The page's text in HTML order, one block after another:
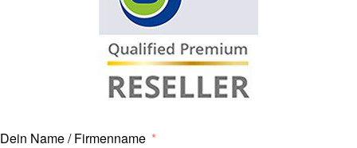
Dein Name / Firmenname